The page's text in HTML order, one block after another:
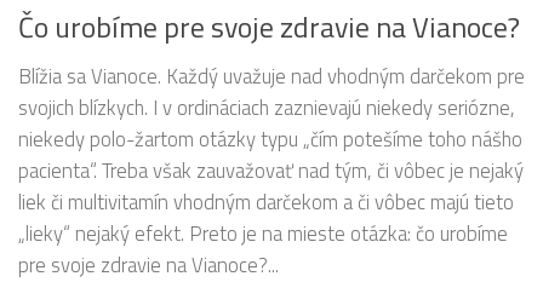
Čo urobíme pre svoje zdravie na Vianoce?
Blížia sa Vianoce. Každý uvažuje nad vhodným darčekom pre
svojich blízkych. I v ordináciach zaznievajú niekedy seriózne,
niekedy polo-žartom otázky typu „čím potešíme toho nášho
pacienta“. Treba však zauvažovať nad tým, či vôbec je nejaký
liek či multivitamín vhodným darčekom a či vôbec majú tieto
„lieky“ nejaký efekt. Preto je na mieste otázka: čo urobíme
pre svoje zdravie na Vianoce?...